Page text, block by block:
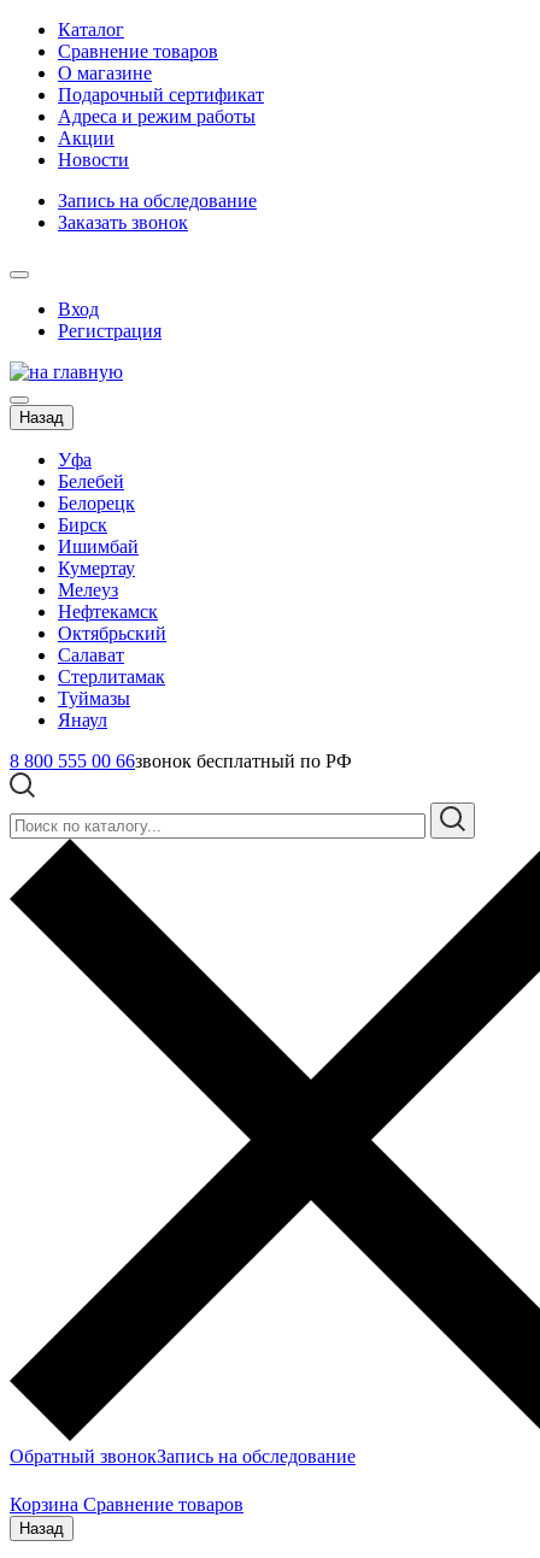
Каталог
Сравнение товаров
О магазине
Подарочный сертификат
Адреса и режим работы
Акции
Новости
Запись на обследование
Заказать звонок
Вход
Регистрация
Назад
Уфа
Белебей
Белорецк
Бирск
Ишимбай
Кумертау
Мелеуз
Нефтекамск
Октябрьский
Салават
Стерлитамак
Туймазы
Янаул
8 800 555 00 66звонок бесплатный по РФ
Обратный звонокЗапись на обследование
Корзина Сравнение товаров
Назад